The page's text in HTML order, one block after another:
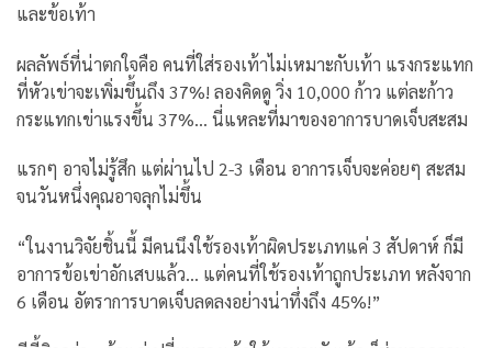
และข้อเท้า
ผลลัพธ์ที่น่าตกใจคือ คนที่ใส่รองเท้าไม่เหมาะกับเท้า แรงกระแทก
ที่หัวเข่าจะเพิ่มขึ้นถึง 37%! ลองคิดดู วิ่ง 10,000 ก้าว แต่ละก้าว
กระแทกเข่าแรงขึ้น 37%… นี่แหละที่มาของอาการบาดเจ็บสะสม
แรกๆ อาจไม่รู้สึก แต่ผ่านไป 2-3 เดือน อาการเจ็บจะค่อยๆ สะสม
จนวันหนึ่งคุณอาจลุกไม่ขึ้น
“ในงานวิจัยชิ้นนี้ มีคนนึงใช้รองเท้าผิดประเภทแค่ 3 สัปดาห์ ก็มี
อาการข้อเข่าอักเสบแล้ว… แต่คนที่ใช้รองเท้าถูกประเภท หลังจาก
6 เดือน อัตราการบาดเจ็บลดลงอย่างน่าทึ่งถึง 45%!”